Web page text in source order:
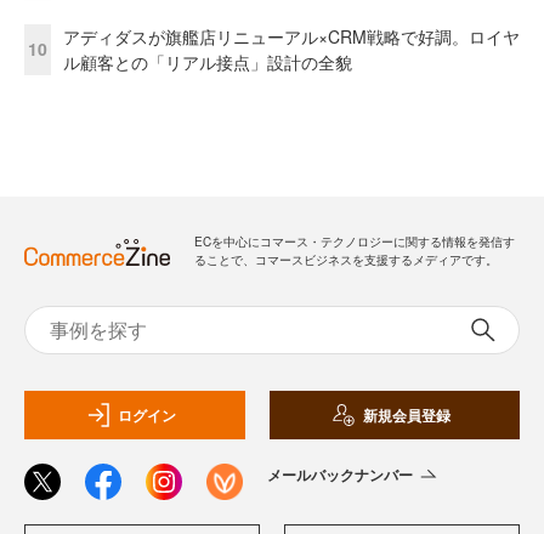
10
アディダスが旗艦店リニューアル×CRM戦略で好調。ロイヤ
ル顧客との「リアル接点」設計の全貌
ECを中心にコマース・テクノロジーに関する情報を発信す
ることで、コマースビジネスを支援するメディアです。
ログイン 新規会員登録
メールバックナンバー